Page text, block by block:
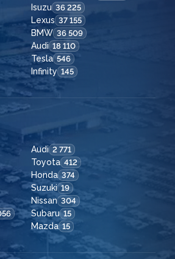
Isuzu 36 225
Lexus 37 155
BMW 36 509
Audi 18 110
Tesla 546
Infinity 145
Audi 2 771
Toyota 412
Honda 374
Suzuki 19
Nissan 304
Subaru 15
Mazda 15